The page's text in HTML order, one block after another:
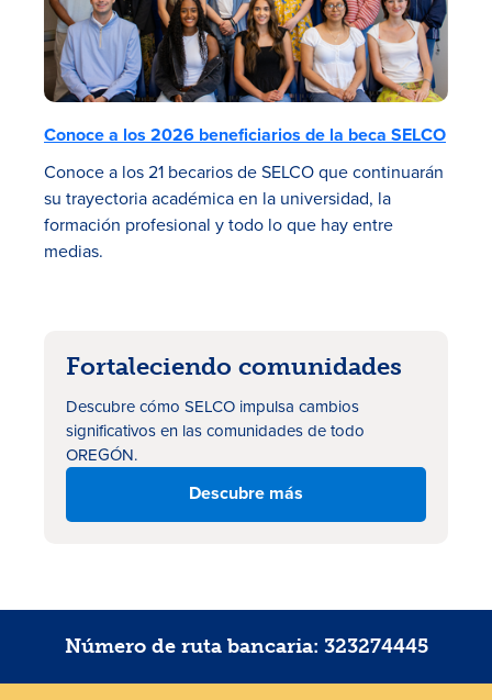
Conoce a los 2026 beneficiarios de la beca SELCO
Conoce a los 21 becarios de SELCO que continuarán
su trayectoria académica en la universidad, la
formación profesional y todo lo que hay entre
medias.
Fortaleciendo comunidades
Descubre cómo SELCO impulsa cambios
significativos en las comunidades de todo
OREGÓN.
Descubre más
Número de ruta bancaria: 323274445